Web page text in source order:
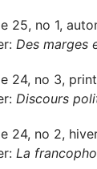
25, no 1,
Des marges
24, no 3,
Discours
24, no 2,
La